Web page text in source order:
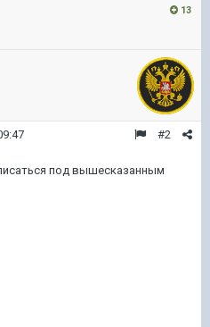
13
#2
под вышесказанным